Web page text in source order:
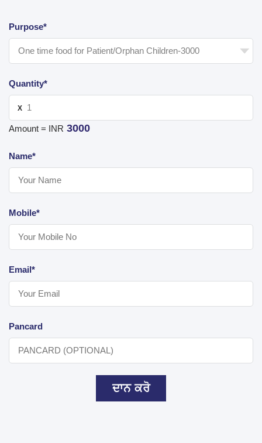
Purpose*
Quantity*
X
Amount = INR 3000
Name*
Mobile*
Email*
Pancard
ਦਾਨ ਕਰੋ